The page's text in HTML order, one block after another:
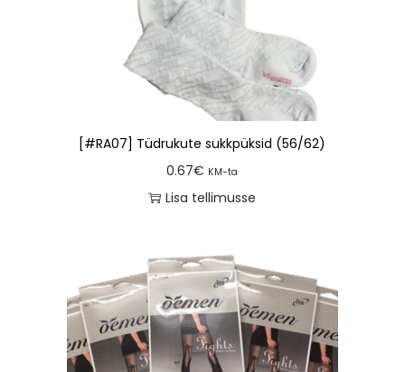
[#RA07] Tüdrukute sukkpüksid (56/62)
0.67€ KM-ta
Lisa tellimusse